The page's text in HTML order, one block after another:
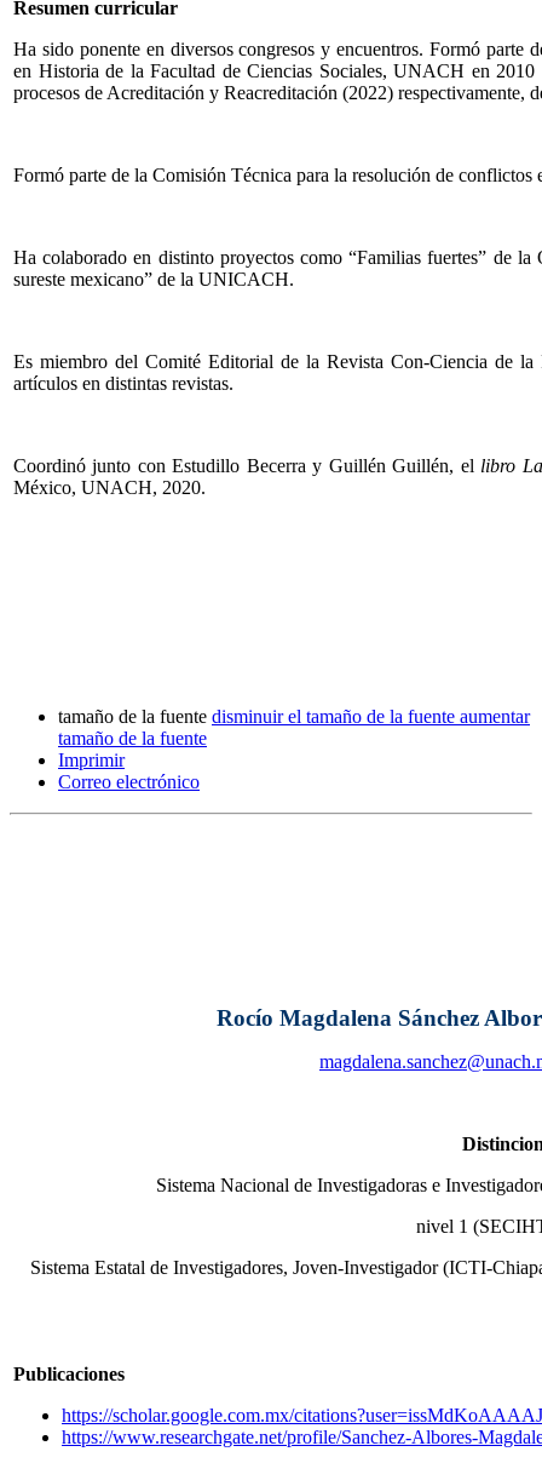
Resumen curricular
Ha sido ponente en diversos congresos y encuentros. Formó parte
en Historia de la Facultad de Ciencias Sociales, UNACH en
procesos de Acreditación y Reacreditación (2022) respectivamente,
Formó parte de la Comisión Técnica para la resolución de
Ha colaborado en distinto proyectos como “Familias fuertes” de
sureste mexicano” de la UNICACH.
Es miembro del Comité Editorial de la Revista Con-Ciencia de
artículos en distintas revistas.
Coordinó junto con Estudillo Becerra y Guillén Guillén, el libro
México, UNACH, 2020.
tamaño de la fuente disminuir el tamaño de la fuente aumentar
tamaño de la fuente
Imprimir
Correo electrónico
Rocío Magdalena Sánchez
Sistema Nacional de Investigadoras e
nivel 1
Sistema Estatal de Investigadores, Joven-Investigador (ICTI-
Publicaciones
https://scholar.google.com.mx/
https://www.researchgate.net/profile/Sanchez-Albores-